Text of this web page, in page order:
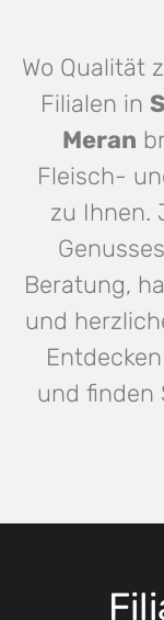
Wo Qualität
Filialen in
Meran
Fleisch-
zu Ihnen.
Beratung,
und
und finden